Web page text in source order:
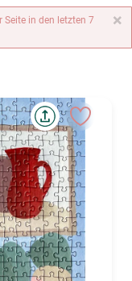
×
Seite in den letzten 7